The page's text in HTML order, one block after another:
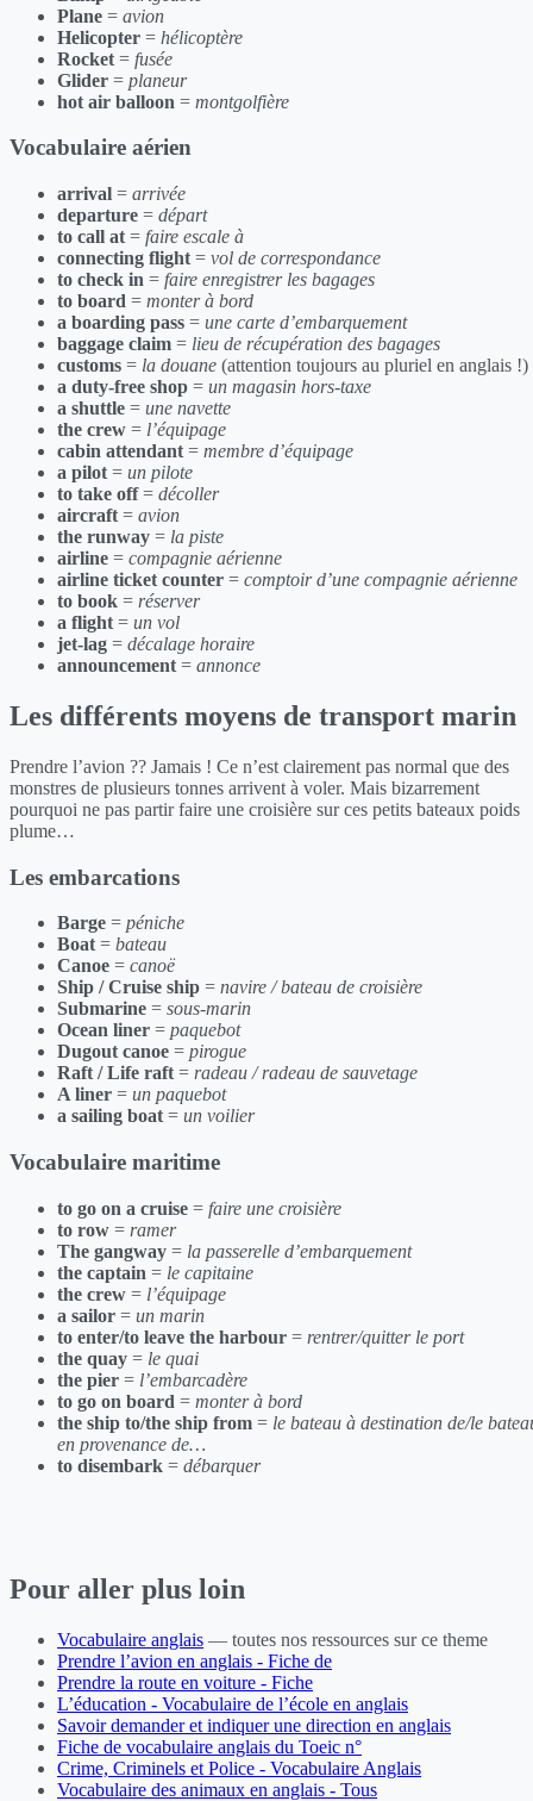
Plane = avion
Helicopter = hélicoptère
Rocket = fusée
Glider = planeur
hot air balloon = montgolfière
Vocabulaire aérien
arrival = arrivée
departure = départ
to call at = faire escale à
connecting flight = vol de correspondance
to check in = faire enregistrer les bagages
to board = monter à bord
a boarding pass = une carte d’embarquement
baggage claim = lieu de récupération des bagages
customs = la douane (attention toujours au pluriel en anglais !)
a duty-free shop = un magasin hors-taxe
a shuttle = une navette
the crew = l’équipage
cabin attendant = membre d’équipage
a pilot = un pilote
to take off= décoller
aircraft = avion
the runway = la piste
airline = compagnie aérienne
airline ticket counter = comptoir d’une compagnie aérienne
to book = réserver
a flight = un vol
jet-lag = décalage horaire
announcement = annonce
Les différents moyens de transport marin
Prendre l’avion ?? Jamais ! Ce n’est clairement pas normal que des
monstres de plusieurs tonnes arrivent à voler. Mais bizarrement
pourquoi ne pas partir faire une croisière sur ces petits bateaux poids
plume…
Les embarcations
Barge = péniche
Boat= bateau
Canoe = canoë
Ship / Cruise ship = navire / bateau de croisière
Submarine = sous-marin
Ocean liner = paquebot
Dugout canoe = pirogue
Raft / Life raft= radeau / radeau de sauvetage
A liner = un paquebot
a sailing boat= un voilier
Vocabulaire maritime
to go on a cruise = faire une croisière
to row = ramer
The gangway = la passerelle d’embarquement
the captain = le capitaine
the crew = l’équipage
a sailor = un marin
to enter/to leave the harbour = rentrer/quitter le port
the quay = le quai
the pier = l’embarcadère
to go on board = monter à bord
the ship to/the ship from = le bateau à destination de/le
en provenance de…
to disembark = débarquer
Pour aller plus loin
Vocabulaire anglais — toutes nos ressources sur ce theme
Prendre l’avion en anglais - Fiche de
Prendre la route en voiture - Fiche
L’éducation - Vocabulaire de l’école en anglais
Savoir demander et indiquer une direction en anglais
Fiche de vocabulaire anglais du Toeic n°
Crime, Criminels et Police - Vocabulaire Anglais
Vocabulaire des animaux en anglais - Tous